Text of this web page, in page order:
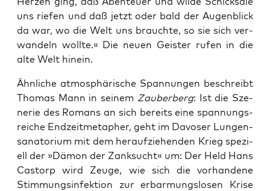
uns rie­fen und daß jetzt oder bald der Augen­blick
da war, wo die Welt uns brauch­te, so sie sich ver­
wan­deln woll­te.« Die neu­en Geis­ter rufen in die
alte Welt hinein.
Ähn­li­che atmo­sphä­ri­sche Span­nun­gen beschreibt
Tho­mas Mann in sei­nem Zau­ber­berg: Ist die Sze­
ne­rie des Romans an sich bereits eine span­nungs­
rei­che End­zeit­me­ta­pher, geht im Davo­ser Lun­gen­
sa­na­to­ri­um mit dem her­auf­zie­hen­den Krieg spe­zi­
ell der »Dämon der Zank­sucht« um: Der Held Hans
Cas­torp wird Zeu­ge, wie sich die vor­han­de­ne
Stim­mungs­in­fek­ti­on zur erbar­mungs­lo­sen Kri­se